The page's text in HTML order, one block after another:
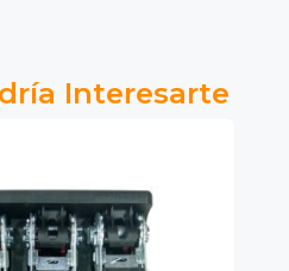
Interesarte